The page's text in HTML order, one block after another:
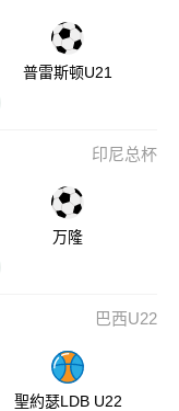
普雷斯顿U21
印尼总杯
万隆
巴西U22
聖約瑟LDB U22